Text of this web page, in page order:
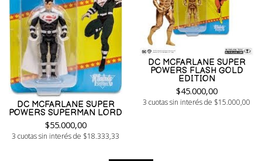
DC MCFARLANE SUPER
POWERS SUPERMAN LORD
$55.000,00
3 cuotas sin interés de $18.333,33
DC MCFARLANE SUPER
POWERS FLASH GOLD
EDITION
$45.000,00
3 cuotas sin interés de $15.000,00